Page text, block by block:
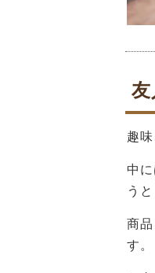
趣
中
う
商
す。